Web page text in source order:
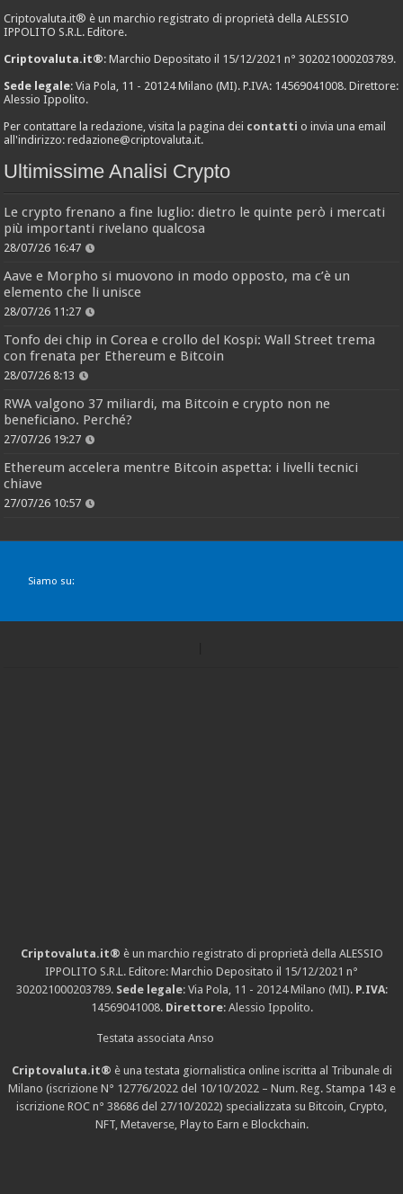
Criptovaluta.it® è un marchio registrato di proprietà della ALESSIO
IPPOLITO S.R.L. Editore.
Criptovaluta.it®: Marchio Depositato il 15/12/2021 n° 302021000203789.
Sede legale: Via Pola, 11 - 20124 Milano (MI). P.IVA: 14569041008. Direttore:
Alessio Ippolito.
Per contattare la redazione, visita la pagina dei contatti o invia una email
all'indirizzo:redazione@criptovaluta.it.
Ultimissime Analisi Crypto
Le crypto frenano a fine luglio: dietro le quinte però i mercati
più importanti rivelano qualcosa
28/07/26 16:47
Aave e Morpho si muovono in modo opposto, ma c’è un
elemento che li unisce
28/07/26 11:27
Tonfo dei chip in Corea e crollo del Kospi: Wall Street trema
con frenata per Ethereum e Bitcoin
28/07/26 8:13
RWA valgono 37 miliardi, ma Bitcoin e crypto non ne
beneficiano. Perché?
27/07/26 19:27
Ethereum accelera mentre Bitcoin aspetta: i livelli tecnici
chiave
27/07/26 10:57
Siamo su:
Criptovaluta.it® è un marchio registrato di proprietà della ALESSIO
IPPOLITO S.R.L. Editore: Marchio Depositato il 15/12/2021 n°
302021000203789. Sede legale: Via Pola, 11 - 20124 Milano (MI). P.IVA:
14569041008. Direttore: Alessio Ippolito.
Testata associata Anso
Criptovaluta.it® è una testata giornalistica online iscritta al Tribunale di
Milano (iscrizione N° 12776/2022 del 10/10/2022 – Num. Reg. Stampa 143 e
iscrizione ROC n° 38686 del 27/10/2022) specializzata su Bitcoin, Crypto,
NFT, Metaverse, Play to Earn e Blockchain.